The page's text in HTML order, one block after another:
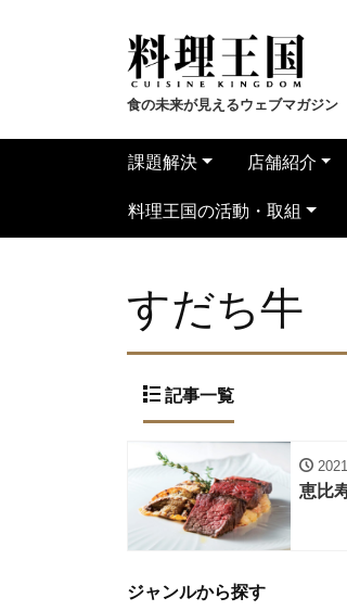
食の未来が見えるウェブマガジン
課題解決 店舗紹介
料理王国の活動・取組
すだち牛
記事一覧
恵比
ジャンルから探す